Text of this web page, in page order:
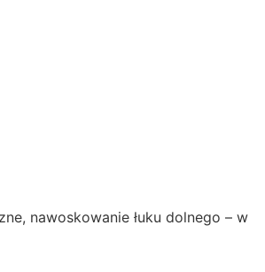
nawoskowanie łuku dolnego – w